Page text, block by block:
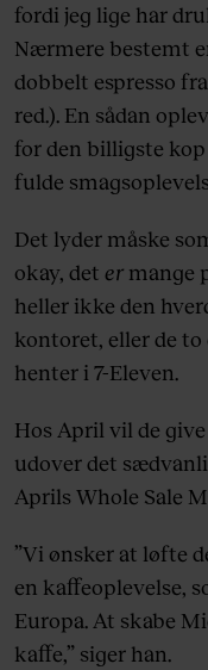
fordi jeg lige har
Nærmere bestemt
dobbelt espresso
red.). En sådan
for den billigste
fulde
Det lyder måske
okay, det er mange
heller ikke den
kontoret, eller de
henter i 7-Eleven.
Hos April vil de
udover det
Aprils Whole Sale
”Vi ønsker at løfte
en kaffeoplevelse,
Europa. At skabe
kaffe,” siger han.